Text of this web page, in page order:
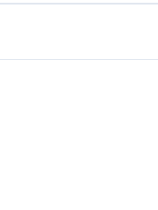
Cartagena y